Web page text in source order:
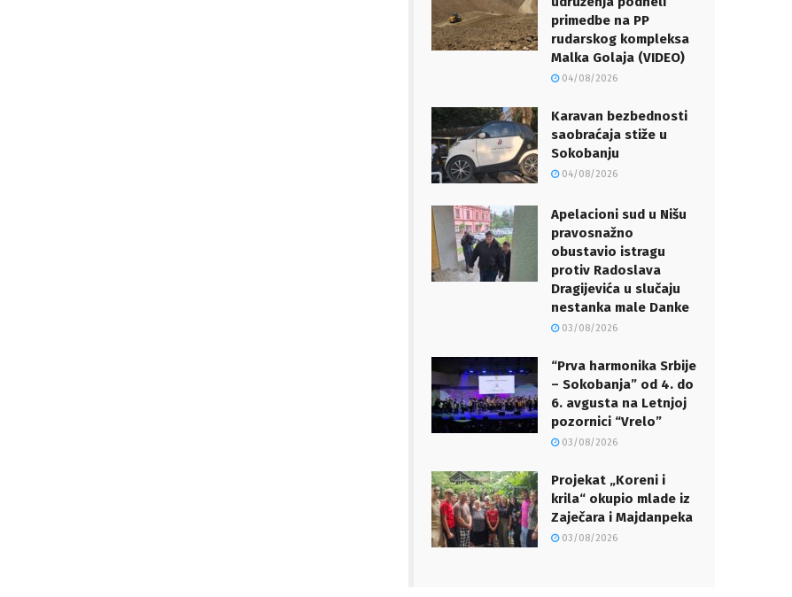
primedbe na PP
rudarskog kompleksa
Malka Golaja (VIDEO)
04/08/2026
Karavan bezbednosti
saobraćaja stiže u
Sokobanju
04/08/2026
Apelacioni sud u Nišu
pravosnažno
obustavio istragu
protiv Radoslava
Dragijevića u slučaju
nestanka male Danke
03/08/2026
“Prva harmonika Srbije
– Sokobanja” od 4. do
6. avgusta na Letnjoj
pozornici “Vrelo”
03/08/2026
Projekat „Koreni i
krila“ okupio mlade iz
Zaječara i Majdanpeka
03/08/2026